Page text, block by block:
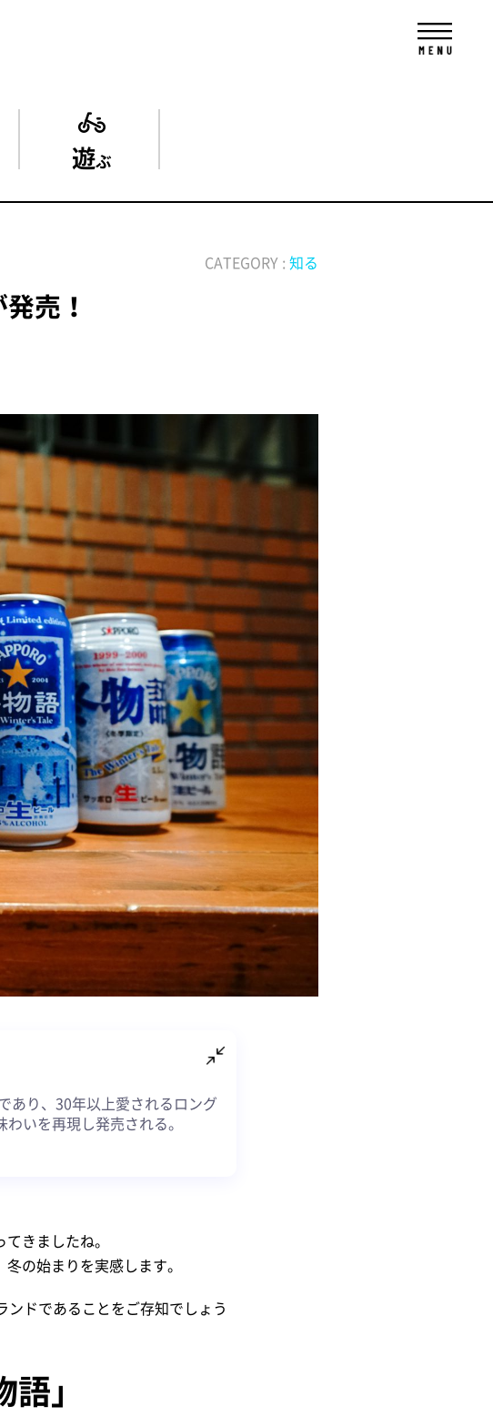
遊ぶ
CATEGORY : 知る
売！
あり、30年以上愛されるロング
いを再現し発売される。
きましたね。
の始まりを実感します。
ドであることをご存知でしょう
」